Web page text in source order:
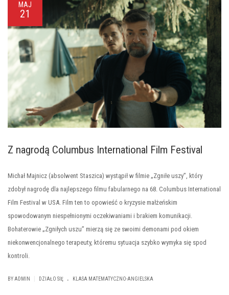
MAJ
21
Z nagrodą Columbus International Film Festival
Michał Majnicz (absolwent Staszica) wystąpił w filmie „Zgniłe uszy”, który
zdobył nagrodę dla najlepszego filmu fabularnego na 68. Columbus International
Film Festival w USA. Film ten to opowieść o kryzysie małżeńskim
spowodowanym niespełnionymi oczekiwaniami i brakiem komunikacji.
Bohaterowie „Zgniłych uszu” mierzą się ze swoimi demonami pod okiem
niekonwencjonalnego terapeuty, któremu sytuacja szybko wymyka się spod
kontroli.
BY ADMIN DZIAŁO SIĘ . KLASA MATEMATYCZNO-ANGIELSKA